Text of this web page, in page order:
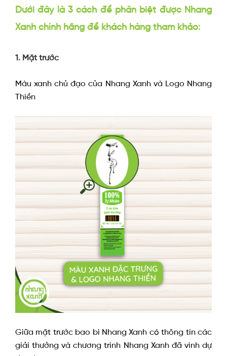
Dưới đây là 3 cách để phân biệt được Nhang
Xanh chính hãng để khách hàng tham khảo:
1. Mặt trước
Màu xanh chủ đạo của Nhang Xanh và Logo Nhang
Thiền
Giữa mặt trước bao bì Nhang Xanh có thông tin các
giải thưởng và chương trình Nhang Xanh đã vinh dự